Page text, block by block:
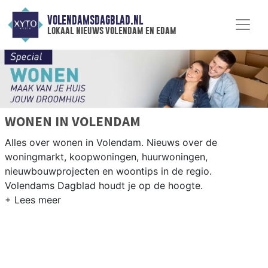
VOLENDAMSDAGBLAD.NL
lokaal nieuws volendam en edam
WONEN IN VOLENDAM
Alles over wonen in Volendam. Nieuws over de
woningmarkt, koopwoningen, huurwoningen,
nieuwbouwprojecten en woontips in de regio.
Volendams Dagblad houdt je op de hoogte.